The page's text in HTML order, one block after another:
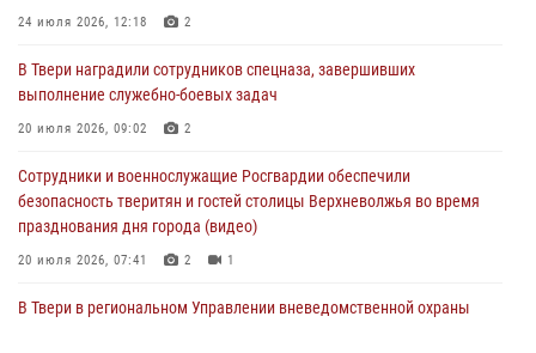
22 июля 2026, 08:35
Представители Росгвардии провели спортивно — патриотическое
мероприятие для воспитанников летнего лагеря в Тверской области
(видео)
24 июля 2026, 12:18 2
В Твери наградили сотрудников спецназа, завершивших
выполнение служебно-боевых задач
20 июля 2026, 09:02 2
Сотрудники и военнослужащие Росгвардии обеспечили
безопасность тверитян и гостей столицы Верхневолжья во время
празднования дня города (видео)
20 июля 2026, 07:41 2 1
В Твери в региональном Управлении вневедомственной охраны